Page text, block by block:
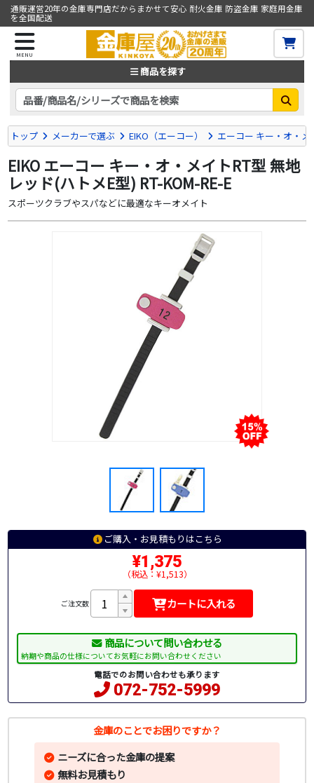
通販運営20年の金庫専門店だからまかせて安心 耐火金庫 防盗金庫 家庭用金庫
を全国配送
MENU
商品を探す
トップ メーカーで選ぶ EIKO（エーコー） エーコー キー・オ・メ
EIKO エーコー キー・オ・メイトRT型 無地
レッド(ハトメE型) RT-KOM-RE-E
スポーツクラブやスパなどに最適なキーオメイト
ご購入・お見積もりはこちら
¥1,375
（税込：¥1,513）
ご注文数 カートに入れる
商品について問い合わせる
納期や商品の仕様についてお気軽にお問い合わせください
電話でのお問い合わせも承ります
072-752-5999
金庫のことでお困りですか？
ニーズに合った金庫の提案
無料お見積もり